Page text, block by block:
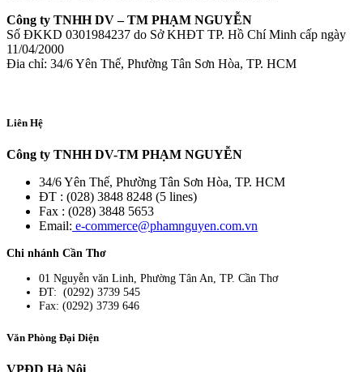
Công ty TNHH DV – TM PHẠM NGUYỄN
Số ĐKKD 0301984237 do Sở KHĐT TP. Hồ Chí Minh cấp ngày
11/04/2000
Đia chỉ: 34/6 Yên Thế, Phường Tân Sơn Hòa, TP. HCM
Liên Hệ
Công ty TNHH DV-TM PHẠM NGUYỄN
34/6 Yên Thế, Phường Tân Sơn Hòa, TP. HCM
ĐT : (028) 3848 8248 (5 lines)
Fax : (028) 3848 5653
Email: e-commerce@phamnguyen.com.vn
Chi nhánh Cần Thơ
01 Nguyễn văn Linh, Phường Tân An, TP. Cần Thơ
ĐT: (0292) 3739 545
Fax: (0292) 3739 646
Văn Phòng Đại Diện
VPĐD Hà Nội